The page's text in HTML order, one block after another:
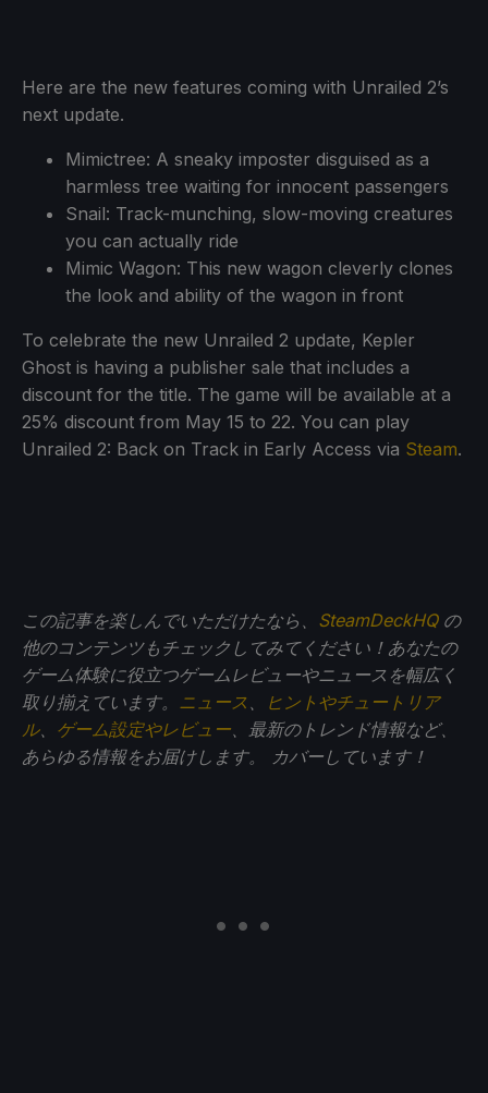
Here are the new features coming with Unrailed 2’s
next update.
Mimictree: A sneaky imposter disguised as a
harmless tree waiting for innocent passengers
Snail: Track-munching, slow-moving creatures
you can actually ride
Mimic Wagon: This new wagon cleverly clones
the look and ability of the wagon in front
To celebrate the new Unrailed 2 update, Kepler
Ghost is having a publisher sale that includes a
discount for the title. The game will be available at a
25% discount from May 15 to 22. You can play
Unrailed 2: Back on Track in Early Access via Steam.
この記事を楽しんでいただけたなら、 SteamDeckHQの
他のコンテンツもチェックしてみてください！あなたの
ゲーム体験に役立つゲームレビューやニュースを幅広く
取り揃えています。 ニュース 、
ヒントやチュートリア
ル、 ゲーム設定やレビュー、最新のトレンド情報など、
あらゆる情報をお届けします。
カバーしています！